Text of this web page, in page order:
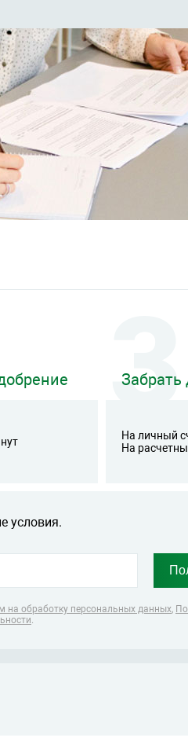
На личный
На
Забрать
условия.
на обработку персональных данных,
.